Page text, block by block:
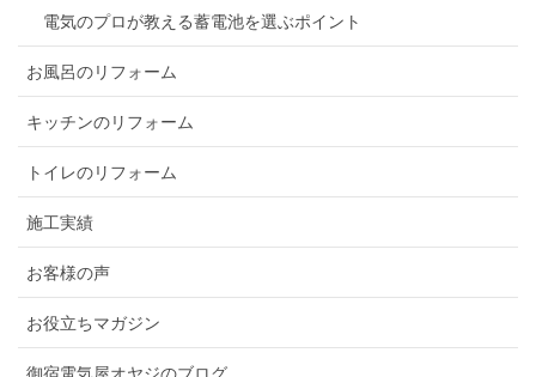
電気のプロが教える蓄電池を選ぶポイント
お風呂のリフォーム
キッチンのリフォーム
トイレのリフォーム
施工実績
お客様の声
お役立ちマガジン
御宿電気屋オヤジのブログ